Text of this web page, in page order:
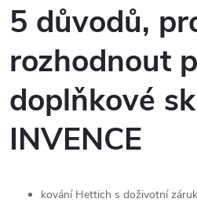
5 důvodů,
rozhodnout
doplňkové
INVENCE
kování Hettich s doživotní